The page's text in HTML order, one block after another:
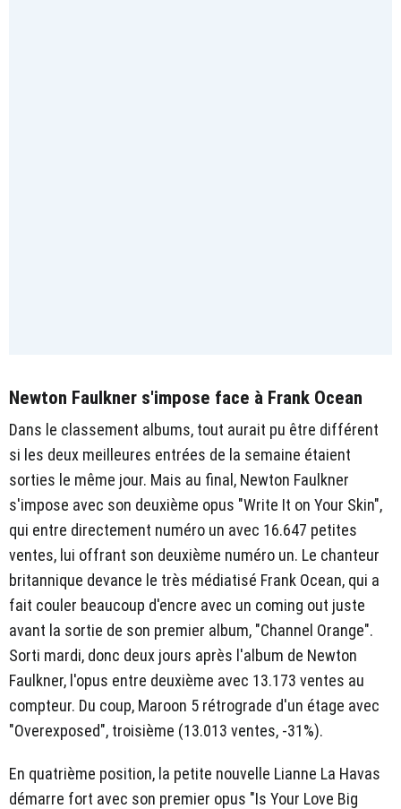
Newton Faulkner s'impose face à Frank Ocean
Dans le classement albums, tout aurait pu être différent
si les deux meilleures entrées de la semaine étaient
sorties le même jour. Mais au final, Newton Faulkner
s'impose avec son deuxième opus "Write It on Your Skin",
qui entre directement numéro un avec 16.647 petites
ventes, lui offrant son deuxième numéro un. Le chanteur
britannique devance le très médiatisé Frank Ocean, qui a
fait couler beaucoup d'encre avec un coming out juste
avant la sortie de son premier album, "Channel Orange".
Sorti mardi, donc deux jours après l'album de Newton
Faulkner, l'opus entre deuxième avec 13.173 ventes au
compteur. Du coup, Maroon 5 rétrograde d'un étage avec
"Overexposed", troisième (13.013 ventes, -31%).
En quatrième position, la petite nouvelle Lianne La Havas
démarre fort avec son premier opus "Is Your Love Big